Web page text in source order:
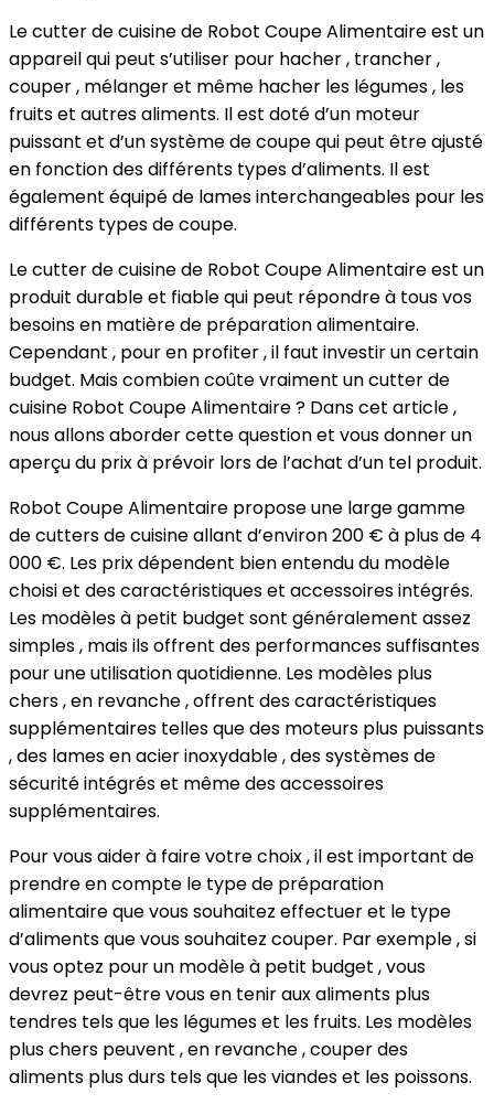
Le cutter de cuisine de Robot Coupe Alimentaire est un
appareil qui peut s’utiliser pour hacher , trancher ,
couper , mélanger et même hacher les légumes , les
fruits et autres aliments. Il est doté d’un moteur
puissant et d’un système de coupe qui peut être ajusté
en fonction des différents types d’aliments. Il est
également équipé de lames interchangeables pour les
différents types de coupe.
Le cutter de cuisine de Robot Coupe Alimentaire est un
produit durable et fiable qui peut répondre à tous vos
besoins en matière de préparation alimentaire.
Cependant , pour en profiter , il faut investir un certain
budget. Mais combien coûte vraiment un cutter de
cuisine Robot Coupe Alimentaire ? Dans cet article ,
nous allons aborder cette question et vous donner un
aperçu du prix à prévoir lors de l’achat d’un tel produit.
Robot Coupe Alimentaire propose une large gamme
de cutters de cuisine allant d’environ 200 € à plus de 4
000 €. Les prix dépendent bien entendu du modèle
choisi et des caractéristiques et accessoires intégrés.
Les modèles à petit budget sont généralement assez
simples , mais ils offrent des performances suffisantes
pour une utilisation quotidienne. Les modèles plus
chers , en revanche , offrent des caractéristiques
supplémentaires telles que des moteurs plus puissants
, des lames en acier inoxydable , des systèmes de
sécurité intégrés et même des accessoires
supplémentaires.
Pour vous aider à faire votre choix , il est important de
prendre en compte le type de préparation
alimentaire que vous souhaitez effectuer et le type
d’aliments que vous souhaitez couper. Par exemple , si
vous optez pour un modèle à petit budget , vous
devrez peut-être vous en tenir aux aliments plus
tendres tels que les légumes et les fruits. Les modèles
plus chers peuvent , en revanche , couper des
aliments plus durs tels que les viandes et les poissons.